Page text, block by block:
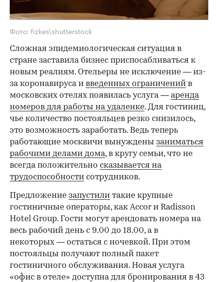
Фото: fizkes\shutterstock
Сложная эпидемиологическая ситуация в
стране заставила бизнес приспосабливаться к
новым реалиям. Отельеры не исключение — из-
за коронавируса и введенных ограничений в
московских отелях появилась услуга — аренда
номеров для работы на удаленке. Для гостиниц,
чье количество постояльцев резко снизилось,
это возможность заработать. Ведь теперь
работающие москвичи вынуждены заниматься
рабочими делами дома, в кругу семьи, что не
всегда положительно сказывается на
трудоспособности сотрудников.
Предложение запустили такие крупные
гостиничные операторы, как Accor и Radisson
Hotel Group. Гости могут арендовать номера на
весь рабочий день с 9.00 до 18.00, а в
некоторых — остаться с ночевкой. При этом
постояльцы получают полный пакет
гостиничного обслуживания. Новая услуга
«офис в отеле» доступна для бронирования в 43